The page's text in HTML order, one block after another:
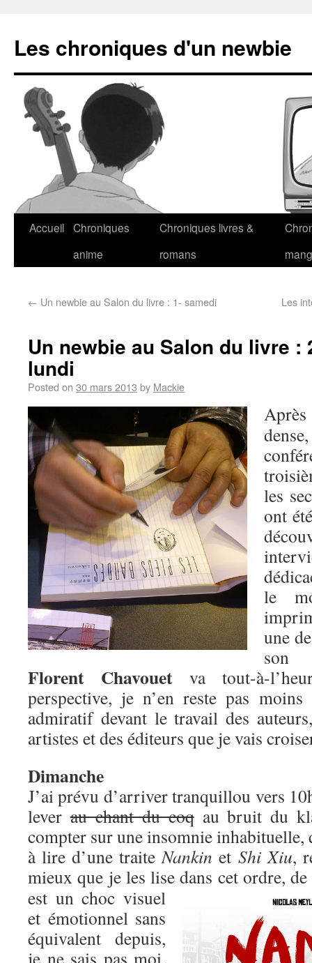
Les chroniques d'un newbie
Accueil Chroniques
anime
Chroniques livres &
romans
← Un newbie au Salon du livre : 1- samedi Les
Un newbie au Salon du livre :
lundi
Posted on 30 mars 2013 by Mackie
les
ont
le
une
son
Florent Chavouet va tout-à-
perspective, je n’en reste pas
admiratif devant le travail des
artistes et des éditeurs que je vais
Dimanche
J’ai prévu d’arriver tranquillou vers
lever au chant du coqau bruit du
compter sur une insomnie inhabituelle,
à lire d’une traiteNankin et Shi Xiu,
mieux que je les lise dans cet ordre,
est un choc visuel
et émotionnel sans
équivalent depuis,
je ne sais pas moi,